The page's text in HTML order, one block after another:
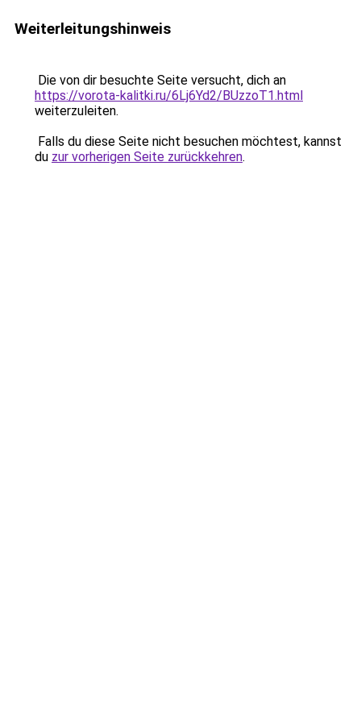
Weiterleitungshinweis
Die von dir besuchte Seite versucht, dich an
https://vorota-kalitki.ru/6Lj6Yd2/BUzzoT1.html
weiterzuleiten.
Falls du diese Seite nicht besuchen möchtest, kannst
du zur vorherigen Seite zurückkehren.